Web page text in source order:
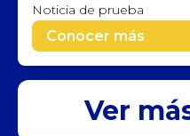
Noticia de prueba
Conocer más
Ver